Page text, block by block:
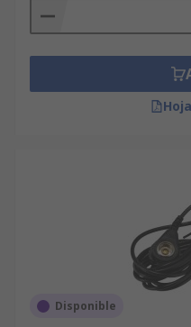
Disponible